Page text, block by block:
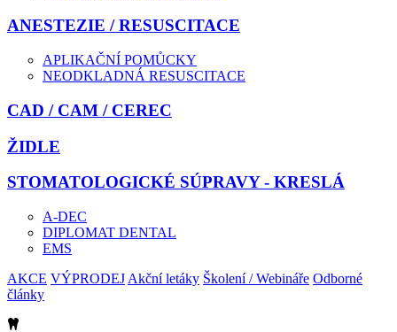
ANESTEZIE / RESUSCITACE
APLIKAČNÍ POMŮCKY
NEODKLADNÁ RESUSCITACE
CAD / CAM / CEREC
ŽIDLE
STOMATOLOGICKÉ SÚPRAVY - KRESLÁ
A-DEC
DIPLOMAT DENTAL
EMS
AKCE VÝPRODEJ Akční letáky Školení / Webináře Odborné
články